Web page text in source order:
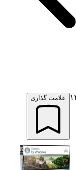
علامت گذاری